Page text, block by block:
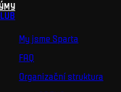
My jsme Sparta
FAQ
Organizační struktura